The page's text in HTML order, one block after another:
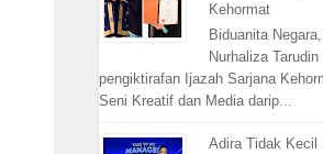
Kehormat
Biduanita
Nurhaliza
pengiktirafan Ijazah Sarjana
Seni Kreatif dan Media darip...
Adira Tidak Kecil